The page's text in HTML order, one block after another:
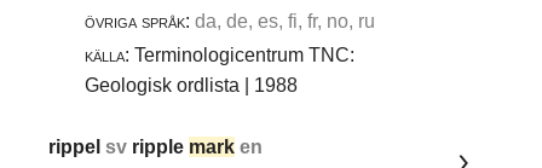
övriga språk: da, de, es, fi, fr, no, ru
källa: Terminologicentrum TNC:
Geologisk ordlista | 1988
rippelsv ripple mark en